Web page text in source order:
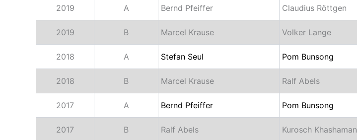
2019 A Bernd Pfeiffer Claudius Röttgen
2019 B Marcel Krause Volker Lange
2018 A Stefan Seul Pom Bunsong
2018 B Marcel Krause Ralf Abels
2017 A Bernd Pfeiffer Pom Bunsong
2017 B Ralf Abels Kurosch Khashaman